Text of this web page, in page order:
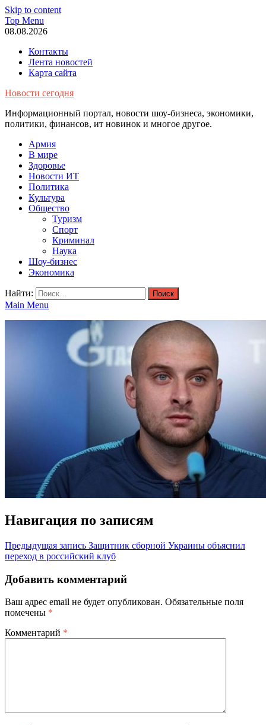
Skip to content
Top Menu
08.08.2026
Контакты
Лента новостей
Карта сайта
Новости сегодня
Информационный портал, новости шоу-бизнеса, экономики,
политики, финансов, ит новинок и многое другое.
Армия
В мире
Здоровье
Новости ИТ
Политика
Культура
Общество
Туризм
Спорт
Криминал
Наука
Шоу-бизнес
Экономика
Найти:
Main Menu
Навигация по записям
Предыдущая запись Защитник сборной Украины объяснил
переход в российский клуб
Добавить комментарий
Ваш адрес email не будет опубликован. Обязательные поля
помечены *
Комментарий *